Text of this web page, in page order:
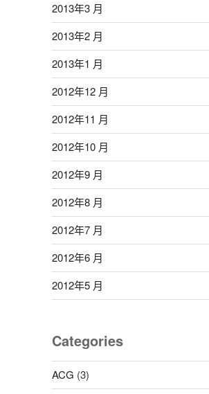
2013年3 月
2013年2 月
2013年1 月
2012年12 月
2012年11 月
2012年10 月
2012年9 月
2012年8 月
2012年7 月
2012年6 月
2012年5 月
Categories
ACG (3)